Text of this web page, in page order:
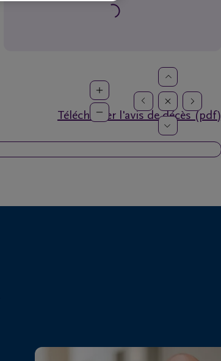
Télécharger l'avis de décès (pdf)